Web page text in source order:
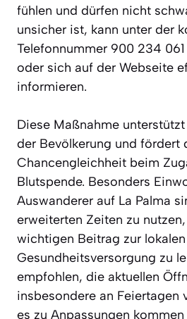
fühlen und dürfen nicht
unsicher ist, kann unter der
Telefonnummer 900 234
oder sich auf der Webseite
informieren.
Diese Maßnahme
der Bevölkerung und fördert
Chancengleichheit beim
Blutspende. Besonders
Auswanderer auf La Palma
erweiterten Zeiten zu
wichtigen Beitrag zur lokalen
Gesundheitsversorgung zu
empfohlen, die aktuellen
insbesondere an Feiertagen
es zu Anpassungen kommen